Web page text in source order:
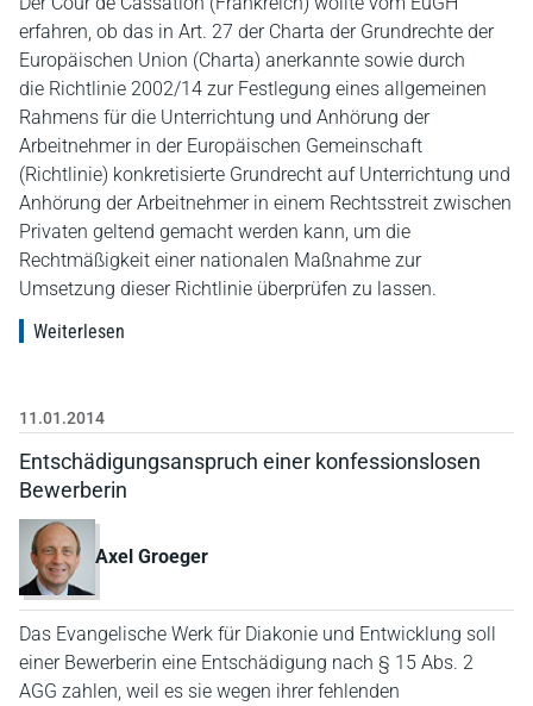
erfahren, ob das in Art. 27 der Charta der Grundrechte der
Europäischen Union (Charta) anerkannte sowie durch
die Richtlinie 2002/14 zur Festlegung eines allgemeinen
Rahmens für die Unterrichtung und Anhörung der
Arbeitnehmer in der Europäischen Gemeinschaft
(Richtlinie) konkretisierte Grundrecht auf Unterrichtung und
Anhörung der Arbeitnehmer in einem Rechtsstreit zwischen
Privaten geltend gemacht werden kann, um die
Rechtmäßigkeit einer nationalen Maßnahme zur
Umsetzung dieser Richtlinie überprüfen zu lassen.
Weiterlesen
11.01.2014
Entschädigungsanspruch einer konfessionslosen
Bewerberin
Axel Groeger
Das Evangelische Werk für Diakonie und Entwicklung soll
einer Bewerberin eine Entschädigung nach § 15 Abs. 2
AGG zahlen, weil es sie wegen ihrer fehlenden